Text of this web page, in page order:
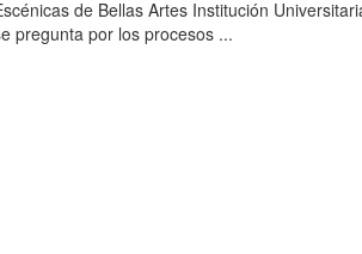
de Bellas Artes Institución
pregunta por los procesos ...